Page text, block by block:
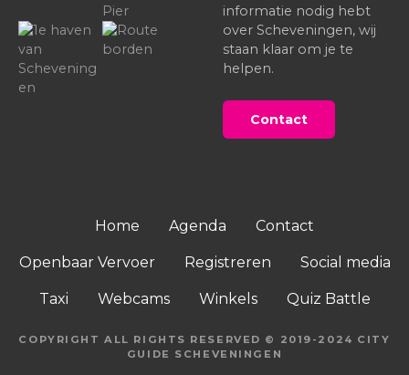
informatie nodig hebt
over Scheveningen, wij
staan klaar om je te
helpen.
Contact
Home Agenda Contact
Openbaar Vervoer Registreren Social media
Taxi Webcams Winkels Quiz Battle
COPYRIGHT ALL RIGHTS RESERVED © 2019-2024 CITY
GUIDE SCHEVENINGEN